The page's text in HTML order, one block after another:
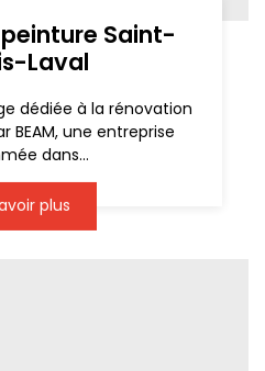
Saint-
Laval
dédiée à la rénovation
BEAM, une entreprise
dans...
plus